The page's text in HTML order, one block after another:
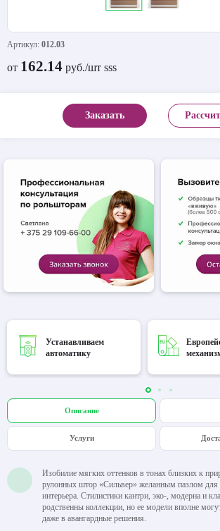
Артикул: 012.03
от 162.14 руб./шт sss
Заказать
Устанавливаем
автоматику
Описание
Услуги
Изобилие мягких оттенков в тонах близких к
рулонных штор «Сильвер» желанным пазлом для
интерьера. Стилистики кантри, эко-, модерна и
родственны коллекции, но ее модели вполне
даже в авангардные решения.